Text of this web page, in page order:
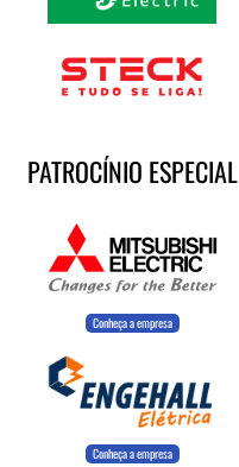
PATROCÍNIO ESPECIAL
Conheça a empresa
Conheça a empresa